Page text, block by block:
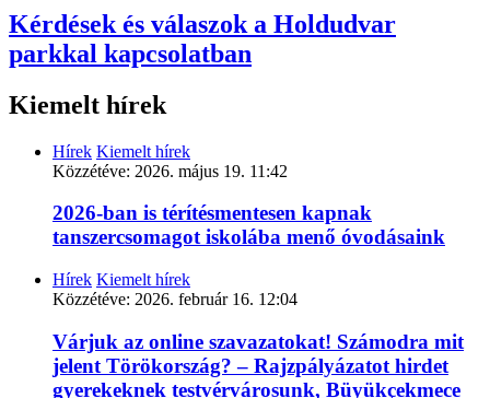
Kérdések és válaszok a Holdudvar
parkkal kapcsolatban
Kiemelt hírek
Hírek Kiemelt hírek
Közzétéve: 2026. május 19. 11:42
2026-ban is térítésmentesen kapnak
tanszercsomagot iskolába menő óvodásaink
Hírek Kiemelt hírek
Közzétéve: 2026. február 16. 12:04
Várjuk az online szavazatokat! Számodra mit
jelent Törökország? – Rajzpályázatot hirdet
gyerekeknek testvérvárosunk, Büyükçekmece